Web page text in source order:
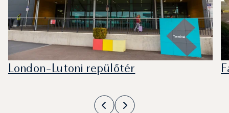
London-Lutoni repülőtér